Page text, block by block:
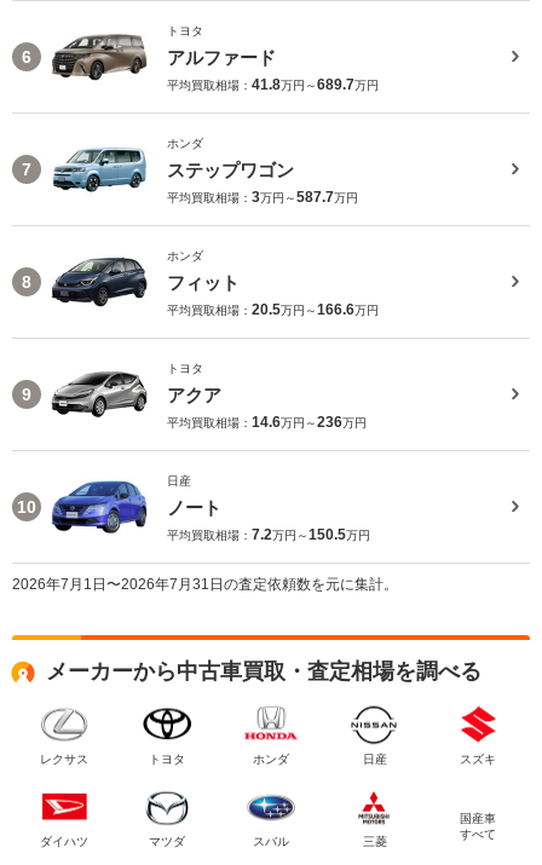
6
トヨタ
アルファード
平均買取相場： 41.8万円～689.7万円
7
ホンダ
ステップワゴン
平均買取相場： 3万円～587.7万円
8
ホンダ
フィット
平均買取相場： 20.5万円～166.6万円
9
トヨタ
アクア
平均買取相場： 14.6万円～236万円
10
日産
ノート
平均買取相場： 7.2万円～150.5万円
2026年7月1日〜2026年7月31日の査定依頼数を元に集計。
メーカーから中古車買取・査定相場を調べる
レクサス トヨタ ホンダ 日産 スズキ
ダイハツ マツダ スバル 三菱
国産車
すべて